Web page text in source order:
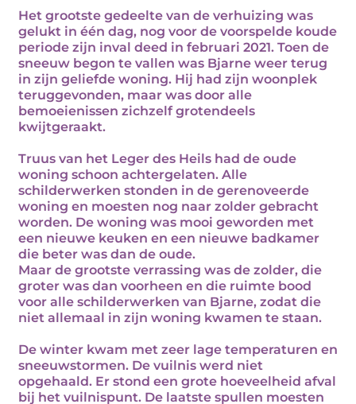
Het grootste gedeelte van de verhuizing was
gelukt in één dag, nog voor de voorspelde koude
periode zijn inval deed in februari 2021. Toen de
sneeuw begon te vallen was Bjarne weer terug
in zijn geliefde woning. Hij had zijn woonplek
teruggevonden, maar was door alle
bemoeienissen zichzelf grotendeels
kwijtgeraakt.
Truus van het Leger des Heils had de oude
woning schoon achtergelaten. Alle
schilderwerken stonden in de gerenoveerde
woning en moesten nog naar zolder gebracht
worden. De woning was mooi geworden met
een nieuwe keuken en een nieuwe badkamer
die beter was dan de oude.
Maar de grootste verrassing was de zolder, die
groter was dan voorheen en die ruimte bood
voor alle schilderwerken van Bjarne, zodat die
niet allemaal in zijn woning kwamen te staan.
De winter kwam met zeer lage temperaturen en
sneeuwstormen. De vuilnis werd niet
opgehaald. Er stond een grote hoeveelheid afval
bij het vuilnispunt. De laatste spullen moesten